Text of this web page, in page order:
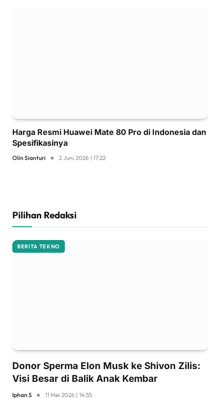
Harga Resmi Huawei Mate 80 Pro di Indonesia dan
Spesifikasinya
Olin Sianturi 2 Juni 2026 | 17:22
Pilihan Redaksi
BERITA TEKNO
Donor Sperma Elon Musk ke Shivon Zilis:
Visi Besar di Balik Anak Kembar
Iphan S 11 Mei 2026 | 14:55